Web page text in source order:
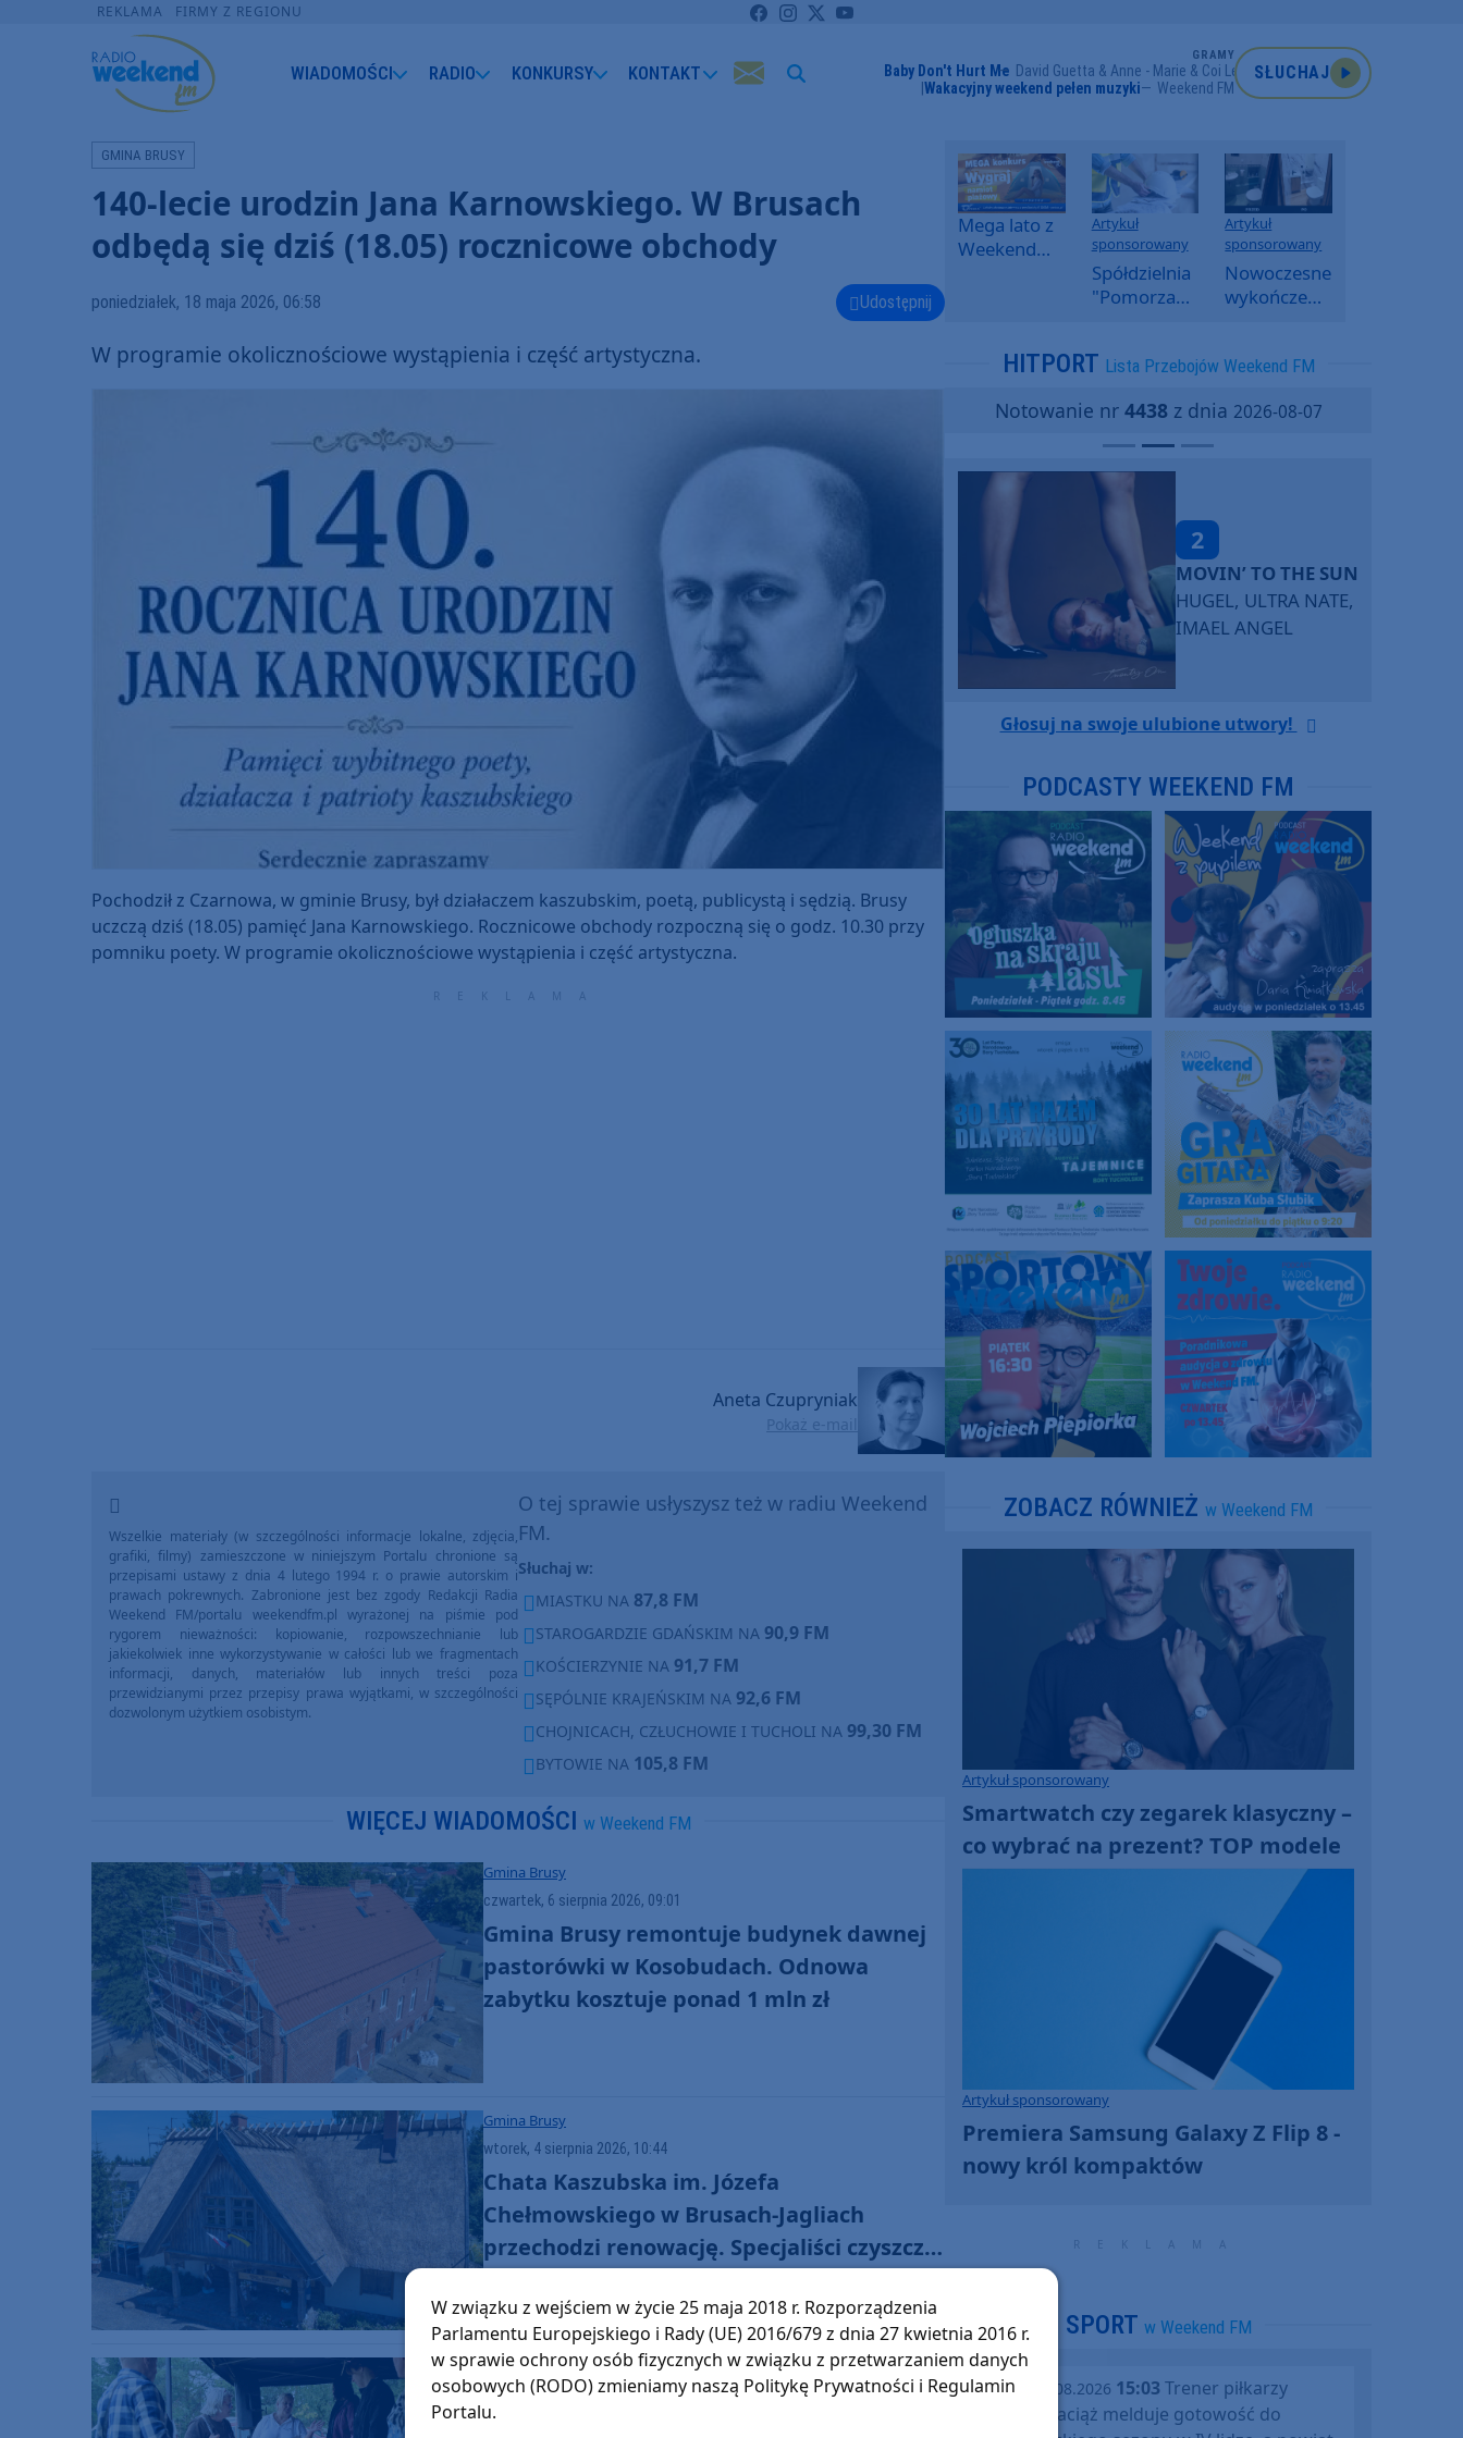
REKLAMA FIRMY Z REGIONU
WIADOMOŚCI RADIO KONKURSY KONTAKT
GRAMY
Baby Don't Hurt Me David Guetta & Anne - Marie & Coi Leray
Wakacyjny weekend pełen muzyki
Weekend FM
SŁUCHAJ
GMINA BRUSY
140-lecie urodzin Jana Karnowskiego. W Brusach
odbędą się dziś (18.05) rocznicowe obchody
poniedziałek, 18 maja 2026, 06:58 Udostępnij
W programie okolicznościowe wystąpienia i część artystyczna.
Pochodził z Czarnowa, w gminie Brusy, był działaczem kaszubskim, poetą, publicystą i sędzią. Brusy
uczczą dziś (18.05) pamięć Jana Karnowskiego. Rocznicowe obchody rozpoczną się o godz. 10.30 przy
pomniku poety. W programie okolicznościowe wystąpienia i część artystyczna.
Aneta Czupryniak
Pokaż e-mail
O tej sprawie usłyszysz też w radiu Weekend
FM.
Słuchaj w:
MIASTKU NA 87,8 FM
STAROGARDZIE GDAŃSKIM NA 90,9 FM
KOŚCIERZYNIE NA 91,7 FM
SĘPÓLNIE KRAJEŃSKIM NA 92,6 FM
CHOJNICACH, CZŁUCHOWIE I TUCHOLI NA 99,30 FM
BYTOWIE NA 105,8 FM
Wszelkie materiały (w szczególności informacje lokalne, zdjęcia,
grafiki, filmy) zamieszczone w niniejszym Portalu chronione są
przepisami ustawy z dnia 4 lutego 1994 r. o prawie autorskim i
prawach pokrewnych. Zabronione jest bez zgody Redakcji Radia
Weekend FM/portalu weekendfm.pl wyrażonej na piśmie pod
rygorem nieważności: kopiowanie, rozpowszechnianie lub
jakiekolwiek inne wykorzystywanie w całości lub we fragmentach
informacji, danych, materiałów lub innych treści poza
przewidzianymi przez przepisy prawa wyjątkami, w szczególności
dozwolonym użytkiem osobistym.
WIĘCEJ WIADOMOŚCI w Weekend FM
Gmina Brusy
czwartek, 6 sierpnia 2026, 09:01
Gmina Brusy remontuje budynek dawnej
pastorówki w Kosobudach. Odnowa
zabytku kosztuje ponad 1 mln zł
Gmina Brusy
wtorek, 4 sierpnia 2026, 10:44
Chata Kaszubska im. Józefa
Chełmowskiego w Brusach-Jagliach
przechodzi renowację. Specjaliści czyszczą
Gmina Brusy
sobota, 1 sierpnia 2026, 21:35 33
Mega lato z
Weekend
Artykuł
sponsorowany
Spółdzielnia
"Pomorzanka"
informuje o
i ofertach
najmu
Artykuł
sponsorowany
Nowoczesne
wykończenia
SPC, WPC i
kamienny
HITPORT Lista Przebojów Weekend FM
Notowanie nr 4438z dnia 2026-08-07
2
MOVIN’ TO THE SUN
HUGEL, ULTRA NATE,
IMAEL ANGEL
Głosuj na swoje ulubione utwory!
PODCASTY WEEKEND FM
ZOBACZ RÓWNIEŻ w Weekend FM
Artykuł sponsorowany
Smartwatch czy zegarek klasyczny –
co wybrać na prezent? TOP modele
Artykuł sponsorowany
Premiera Samsung Galaxy Z Flip 8 -
nowy król kompaktów
SPORT w Weekend FM
piątek, 07.08.2026 15:03Trener piłkarzy
Rawysa Raciąż melduje gotowość do
W związku z wejściem w życie 25 maja 2018 r. Rozporządzenia
Parlamentu Europejskiego i Rady (UE) 2016/679 z dnia 27 kwietnia 2016 r.
w sprawie ochrony osób fizycznych w związku z przetwarzaniem danych
osobowych (RODO) zmieniamy naszą Politykę Prywatności i Regulamin
Portalu.